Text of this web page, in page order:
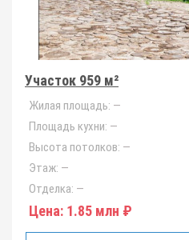
Участок 959 м²
Жилая площадь: —
Площадь кухни: —
Высота потолков: —
Этаж: —
Отделка: —
Цена: 1.85 млн ₽